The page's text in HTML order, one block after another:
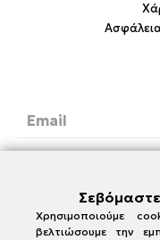
Χρησιμοποιούμε
βελτιώσουμε την